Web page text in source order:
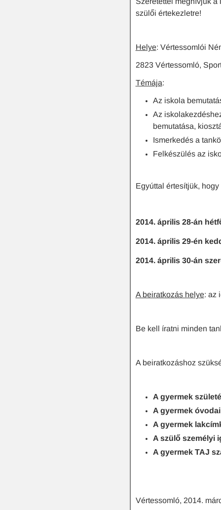
szülői értekezletre!
Helye: Vértessomlói
2823 Vértessomló,
Témája:
Az iskola
Az
bemutatása,
Ismerkedés a
Felkészülés az
Egyúttal értesítjük,
2014. április 28-án
2014. április 29-én
2014. április 30-án
A beiratkozás helye: az
Be kell íratni minden
A beiratkozáshoz
A gyermek
A gyermek
A gyermek
A szülő személyi
A gyermek TAJ
Vértessomló, 2014.